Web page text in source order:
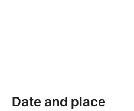
Date and place